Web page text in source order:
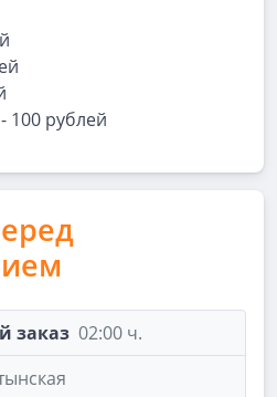
100 рублей
заказ 02:00 ч.